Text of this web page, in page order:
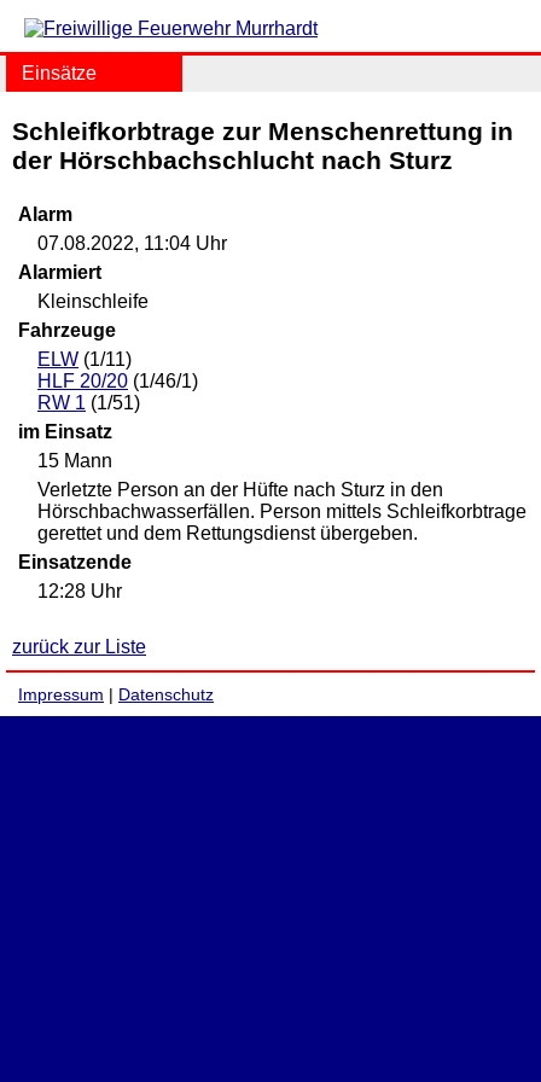
Einsätze
Schleifkorbtrage zur Menschenrettung in
der Hörschbachschlucht nach Sturz
Alarm
07.08.2022, 11:04 Uhr
Alarmiert
Kleinschleife
Fahrzeuge
ELW (1/11)
HLF 20/20 (1/46/1)
RW 1 (1/51)
im Einsatz
15 Mann
Verletzte Person an der Hüfte nach Sturz in den
Hörschbachwasserfällen. Person mittels Schleifkorbtrage
gerettet und dem Rettungsdienst übergeben.
Einsatzende
12:28 Uhr
zurück zur Liste
Impressum | Datenschutz